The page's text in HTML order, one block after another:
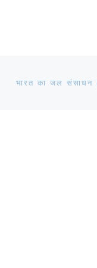
भारत का जल संसाधन